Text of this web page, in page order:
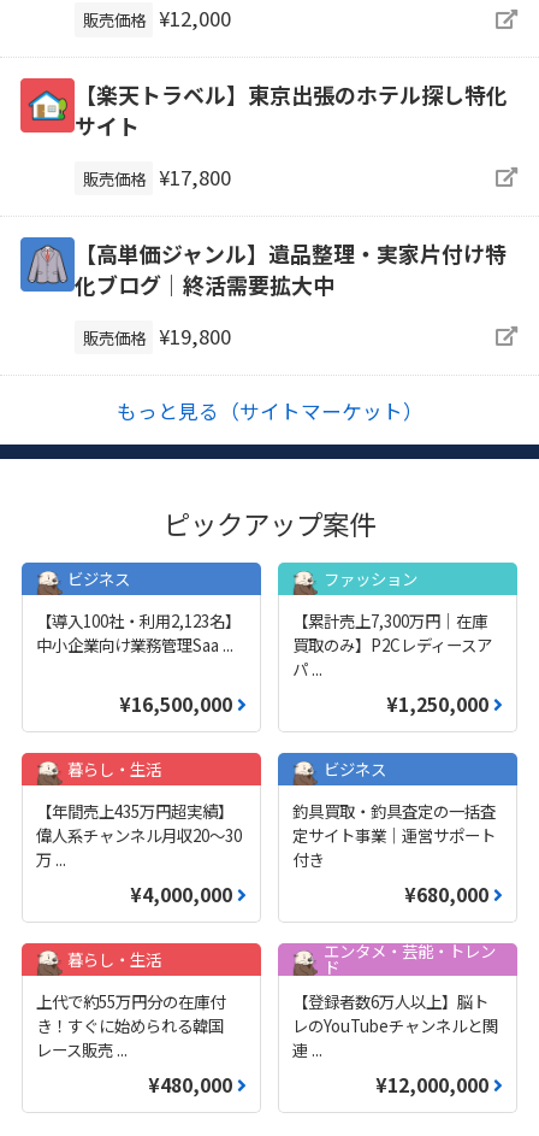
販売価格 ¥12,000
【楽天トラベル】東京出張のホテル探し特化
サイト
販売価格 ¥17,800
【高単価ジャンル】遺品整理・実家片付け特
化ブログ｜終活需要拡大中
販売価格 ¥19,800
もっと見る（サイトマーケット）
ピックアップ案件
ビジネス
【導入100社・利用2,123名】
中小企業向け業務管理Saa ...
¥16,500,000
ファッション
【累計売上7,300万円｜在庫
買取のみ】P2Cレディースア
パ ...
¥1,250,000
暮らし・生活
【年間売上435万円超実績】
偉人系チャンネル月収20～30
万 ...
¥4,000,000
ビジネス
釣具買取・釣具査定の一括査
定サイト事業｜運営サポート
付き
¥680,000
暮らし・生活
上代で約55万円分の在庫付
き！すぐに始められる韓国
レース販売 ...
¥480,000
エンタメ・芸能・トレン
ド
【登録者数6万人以上】脳ト
レのYouTubeチャンネルと関
連 ...
¥12,000,000